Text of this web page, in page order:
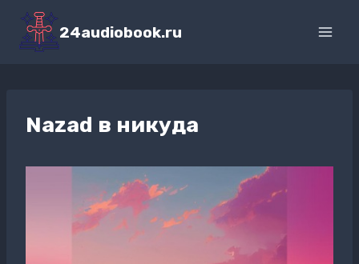
Перейти
содержимому
24audiobook.ru
Nazad в никуда